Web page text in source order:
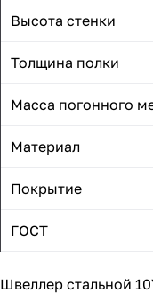
Высота стенки
Толщина полки
Масса погонного
Материал
Покрытие
ГОСТ
Швеллер стальной